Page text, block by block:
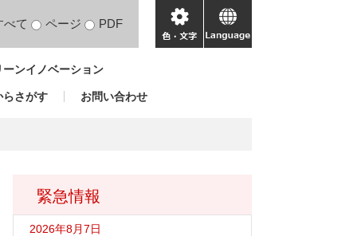
べて ページ PDF
色・
文
language
ンイノベーション
らさがす お問い合わせ
緊急情報
2026年8月7日